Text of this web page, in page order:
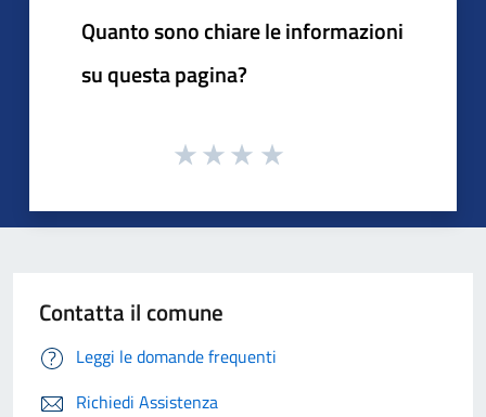
Quanto sono chiare le informazioni
su questa pagina?
Contatta il comune
Leggi le domande frequenti
Richiedi Assistenza